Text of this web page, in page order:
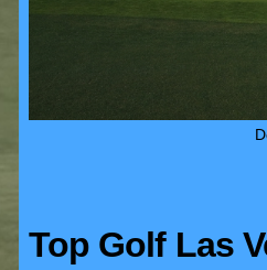
Top Golf Las